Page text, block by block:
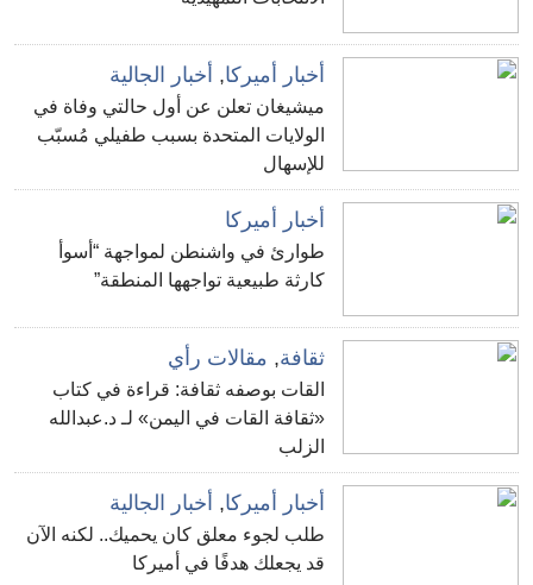
أخبار أميركا, أخبار الجالية
ميشيغان تعلن عن أول حالتي وفاة في
الولايات المتحدة بسبب طفيلي مُسبّب
للإسهال
أخبار أميركا
طوارئ في واشنطن لمواجهة “أسوأ
كارثة طبيعية تواجهها المنطقة”
ثقافة, مقالات رأي
القات بوصفه ثقافة: قراءة في كتاب
«ثقافة القات في اليمن» لـ د.عبدالله
الزلب
أخبار أميركا, أخبار الجالية
طلب لجوء معلق كان يحميك.. لكنه الآن
قد يجعلك هدفًا في أميركا